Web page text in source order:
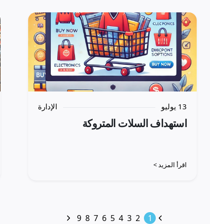
13 يوليو الإدارة
استهداف السلات المتروكة
اقرأ المزيد >
1
2
3
4
5
6
7
8
9